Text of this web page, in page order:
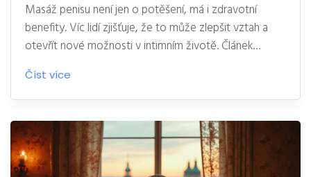
Masáž penisu není jen o potěšení, má i zdravotní
benefity. Víc lidí zjišťuje, že to může zlepšit vztah a
otevřít nové možnosti v intimním životě. Článek
popisuje, jak na masáž krok za krokem a proč ji vůbec
zkusit. Dozvíte se, kdy je vhodný čas ji vyzkoušet a na
co si dát pozor. Praktické tipy a konkrétní postupy
ocení nejen páry, ale i jednotlivci.
Číst více